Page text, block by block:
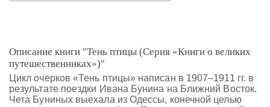
Описание книги "Тень птицы (Серия «Книги о великих
путешественниках»)"
Цикл очерков «Тень птицы» написан в 1907–1911 гг. в
результате поездки Ивана Бунина на Ближний Восток.
Чета Буниных выехала из Одессы, конечной целью